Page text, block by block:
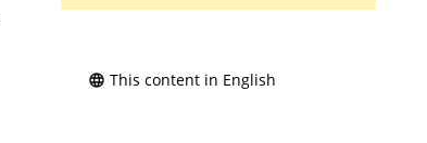
This content in English